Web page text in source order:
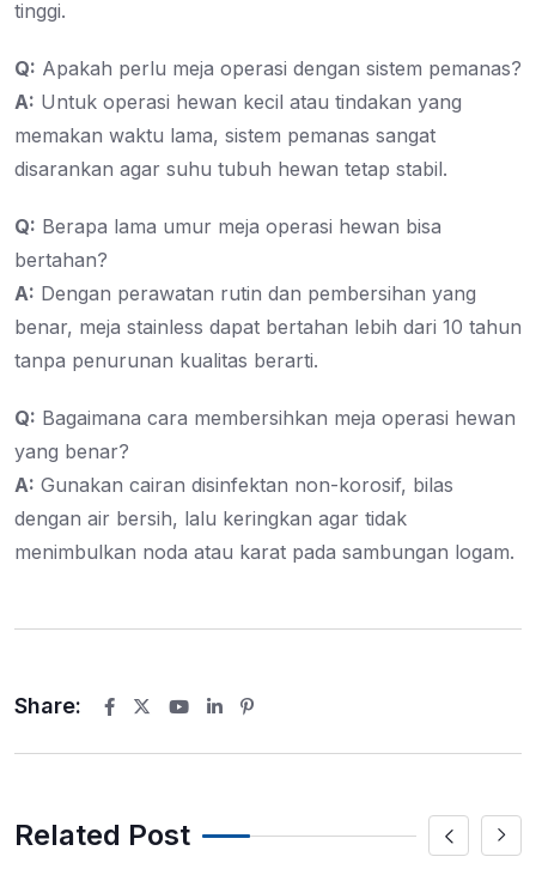
tinggi.
Q: Apakah perlu meja operasi dengan sistem pemanas?
A: Untuk operasi hewan kecil atau tindakan yang
memakan waktu lama, sistem pemanas sangat
disarankan agar suhu tubuh hewan tetap stabil.
Q: Berapa lama umur meja operasi hewan bisa
bertahan?
A: Dengan perawatan rutin dan pembersihan yang
benar, meja stainless dapat bertahan lebih dari 10 tahun
tanpa penurunan kualitas berarti.
Q: Bagaimana cara membersihkan meja operasi hewan
yang benar?
A: Gunakan cairan disinfektan non-korosif, bilas
dengan air bersih, lalu keringkan agar tidak
menimbulkan noda atau karat pada sambungan logam.
Share:
Youtube
LinkedIn
Related Post